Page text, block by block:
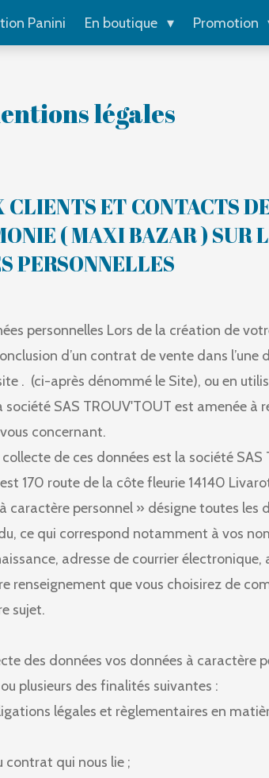
Panini En boutique Promotion
légales
CLIENTS ET CONTACTS
( MAXI BAZAR ) SUR
PERSONNELLES
personnelles Lors de la création de
d’un contrat de vente dans l’une
. (ci-après dénommé le Site), ou en
SAS TROUV'TOUT est amenée à
concernant.
de ces données est la société SAS
170 route de la côte fleurie 14140
caractère personnel » désigne toutes les
ce qui correspond notamment à vos
adresse de courrier électronique,
renseignement que vous choisirez de
sujet.
des données vos données à caractère
plusieurs des finalités suivantes :
légales et règlementaires en
contrat qui nous lie ;